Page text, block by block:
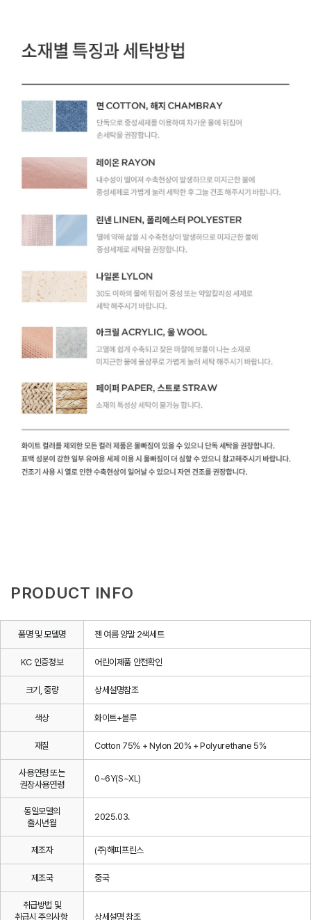
PRODUCT INFO
품명 및 모델명 젠 여름 양말 2색세트
KC 인증정보 어린이제품 안전확인
크기, 중량 상세설명참조
색상 화이트+블루
재질 Cotton 75% + Nylon 20% + Polyurethane 5%
사용연령 또는
권장사용연령
0~6Y(S~XL)
동일모델의
출시년월
2025.03.
제조자 (주)해피프린스
제조국 중국
취급방법 및
취급시 주의사항,
상세설명 참조